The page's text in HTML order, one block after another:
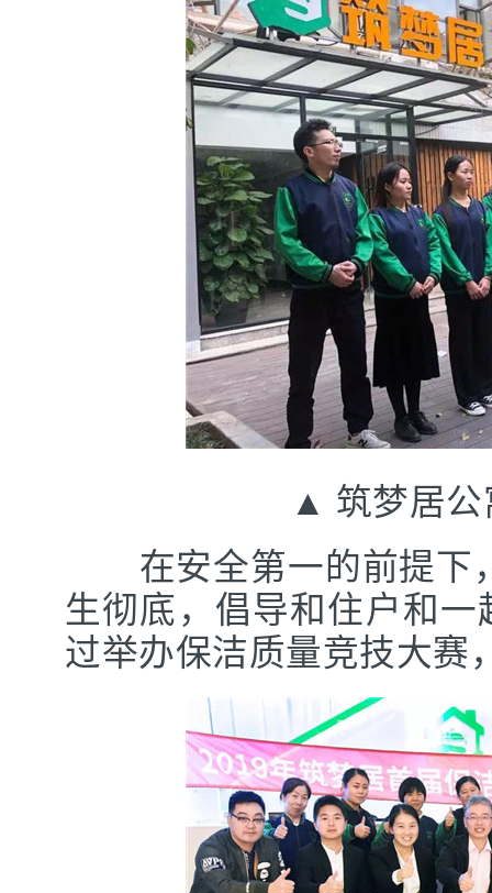
▲ 筑梦居公
在安全第一的前提下
生彻底，倡导和住户和
过举办保洁质量竞技大赛